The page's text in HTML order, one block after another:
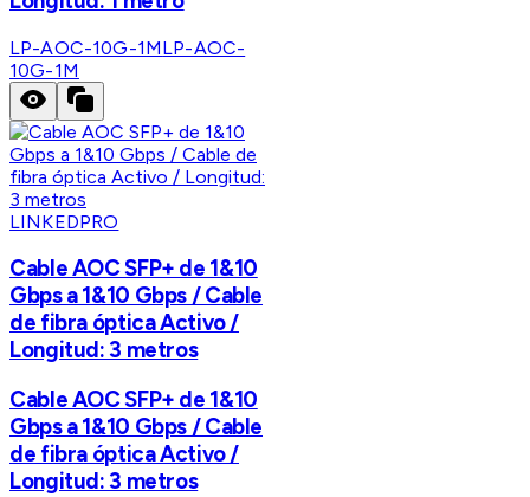
LP-AOC-10G-1MLP-AOC-
10G-1M
LINKEDPRO
Cable AOC SFP+ de 1&10
Gbps a 1&10 Gbps / Cable
de fibra óptica Activo /
Longitud: 3 metros
Cable AOC SFP+ de 1&10
Gbps a 1&10 Gbps / Cable
de fibra óptica Activo /
Longitud: 3 metros